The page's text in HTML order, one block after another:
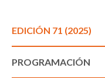
EDICIÓN 71 (2025)
PROGRAMACIÓN